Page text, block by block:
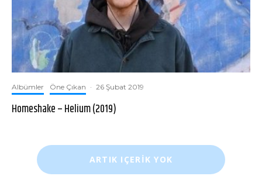
Albümler Öne Çıkan · 26 Şubat 2019
Homeshake – Helium (2019)
ARTIK IÇERIK YOK